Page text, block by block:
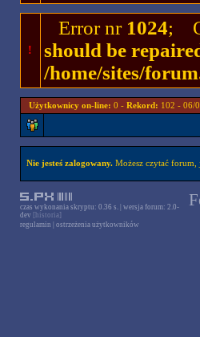
!
Error nr 1024;
should be
/home/sites/
Użytkownicy on-line: 0 - Rekord: 102 - 06/
Nie jesteś zalogowany.Możesz czytać forum,
czas wykonania skryptu: 0.36 s. | wersja forum: 2.0-
dev [historia]
regulamin
ostrzeżenia użytkowników